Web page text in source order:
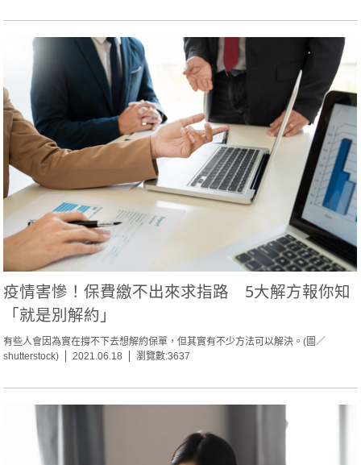
疫情害慘！保費繳不出來求指路 5大解方報你知
「就是別解約」
有些人會因為實在撐不下去想解約保單，但其實有不少方法可以解決。(圖／
shutterstock)
2021.06.18 瀏覽數:3637